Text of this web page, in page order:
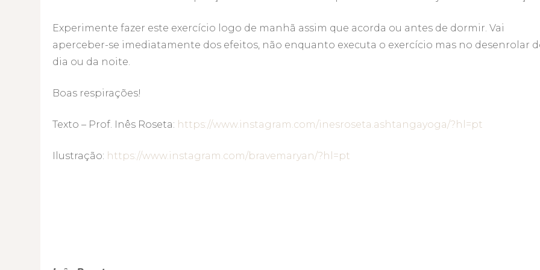
Experimente fazer este exercício logo de manhã assim que acorda ou antes de dormir. Vai
aperceber-se imediatamente dos efeitos, não enquanto executa o exercício mas no desenrolar
dia ou da noite.
Boas respirações!
Texto – Prof. Inês Roseta: https://www.instagram.com/inesroseta.ashtangayoga/?hl=pt
Ilustração: https://www.instagram.com/bravemaryan/?hl=pt